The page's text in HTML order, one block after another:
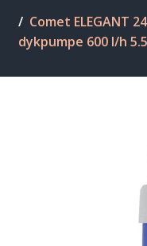
Comet ELEGANT
dykpumpe 600 l/h